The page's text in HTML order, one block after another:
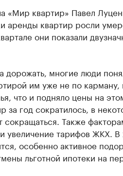
«Мир квартир» Павел
аренды квартир росли
они показали
дорожать, многие люди
им уже не по карману,
что и подняло цены на
год сократилось, в
Также
увеличение тарифов ЖКХ. В
особенно активное
льготной ипотеки на